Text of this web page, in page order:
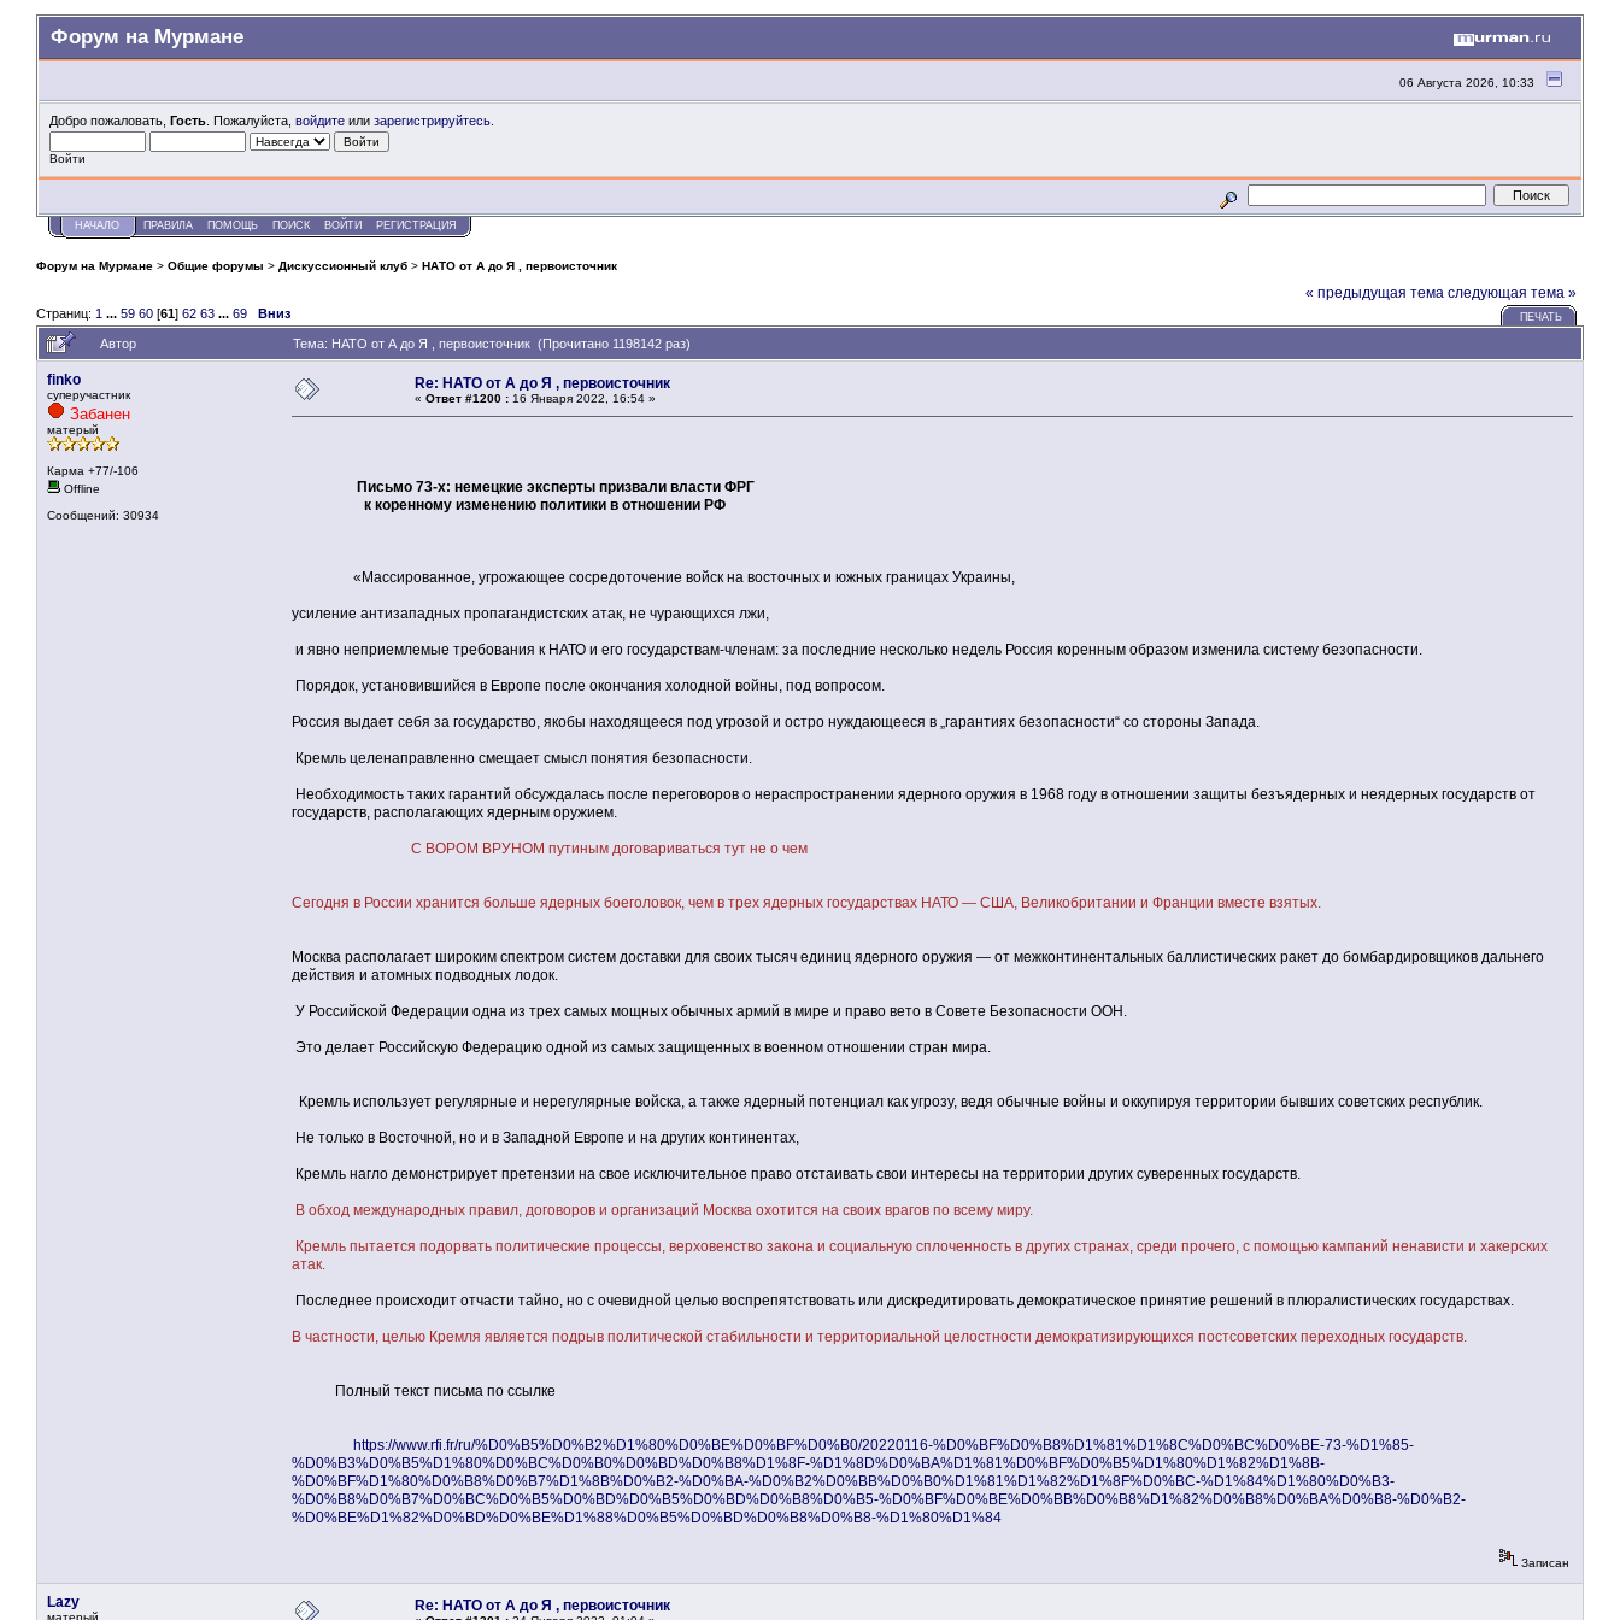
Форум на Мурмане
06 Августа 2026, 10:33
Добро пожаловать, Гость . Пожалуйста, войдите или зарегистрируйтесь
Войти
НАЧАЛО ПРАВИЛА ПОМОЩЬ ПОИСК ВОЙТИ РЕГИСТРАЦИЯ
Форум на Мурмане > Общие форумы > Дискуссионный клуб > НАТО от А до Я , первоисточник
Страниц: 1 ... 59 60 [61] 62 63 ... 69 Вниз
« предыдущая тема следующая тема »
ПЕЧАТЬ
Автор Тема: НАТО от А до Я , первоисточник (Прочитано 1198142 раз)
finko
суперучастник
Забанен
матерый
Карма +77/-106
Offline
Сообщений: 30934
Re: НАТО от А до Я , первоисточник
« Ответ #1200 : 16 Января 2022, 16:54 »
Письмо 73-х: немецкие эксперты призвали власти ФРГ
к коренному изменению политики в отношении РФ
«Массированное, угрожающее сосредоточение войск на восточных и южных границах Украины,
усиление антизападных пропагандистских атак, не чурающихся лжи,
и явно неприемлемые требования к НАТО и его государствам-членам: за последние несколько недель Россия коренным образом изменила систему безопасности.
Порядок, установившийся в Европе после окончания холодной войны, под вопросом.
Россия выдает себя за государство, якобы находящееся под угрозой и остро нуждающееся в „гарантиях безопасности“ со стороны Запада.
Кремль целенаправленно смещает смысл понятия безопасности.
Необходимость таких гарантий обсуждалась после переговоров о нераспространении ядерного оружия в 1968 году в отношении защиты безъядерных и неядерных государств от
государств, располагающих ядерным оружием.
С ВОРОМ ВРУНОМ путиным договариваться тут не о чем
Сегодня в России хранится больше ядерных боеголовок, чем в трех ядерных государствах НАТО — США, Великобритании и Франции вместе взятых.
Москва располагает широким спектром систем доставки для своих тысяч единиц ядерного оружия — от межконтинентальных баллистических ракет до бомбардировщиков дальнего
действия и атомных подводных лодок.
У Российской Федерации одна из трех самых мощных обычных армий в мире и право вето в Совете Безопасности ООН.
Это делает Российскую Федерацию одной из самых защищенных в военном отношении стран мира.
Кремль использует регулярные и нерегулярные войска, а также ядерный потенциал как угрозу, ведя обычные войны и оккупируя территории бывших советских республик.
Не только в Восточной, но и в Западной Европе и на других континентах,
Кремль нагло демонстрирует претензии на свое исключительное право отстаивать свои интересы на территории других суверенных государств.
В обход международных правил, договоров и организаций Москва охотится на своих врагов по всему миру.
Кремль пытается подорвать политические процессы, верховенство закона и социальную сплоченность в других странах, среди прочего, с помощью кампаний ненависти и хакерских
атак.
Последнее происходит отчасти тайно, но с очевидной целью воспрепятствовать или дискредитировать демократическое принятие решений в плюралистических государствах.
В частности, целью Кремля является подрыв политической стабильности и территориальной целостности демократизирующихся постсоветских переходных государств.
Полный текст письма по ссылке
https://www.rfi.fr/ru/%D0%B5%D0%B2%D1%80%D0%BE%D0%BF%D0%B0/20220116-%D0%BF%D0%B8%D1%81%D1%8C%D0%BC%D0%BE-73-%D1%85-
%D0%B3%D0%B5%D1%80%D0%BC%D0%B0%D0%BD%D0%B8%D1%8F-%D1%8D%D0%BA%D1%81%D0%BF%D0%B5%D1%80%D1%82%D1%8B-
%D0%BF%D1%80%D0%B8%D0%B7%D1%8B%D0%B2-%D0%BA-%D0%B2%D0%BB%D0%B0%D1%81%D1%82%D1%8F%D0%BC-%D1%84%D1%80%D0%B3-
%D0%B8%D0%B7%D0%BC%D0%B5%D0%BD%D0%B5%D0%BD%D0%B8%D0%B5-%D0%BF%D0%BE%D0%BB%D0%B8%D1%82%D0%B8%D0%BA%D0%B8-%D0%B2-
%D0%BE%D1%82%D0%BD%D0%BE%D1%88%D0%B5%D0%BD%D0%B8%D0%B8-%D1%80%D1%84
Записан
Lazy Re: НАТО от А до Я , первоисточник